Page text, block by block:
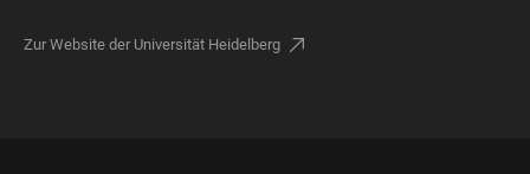
Zur Website der Universität Heidelberg